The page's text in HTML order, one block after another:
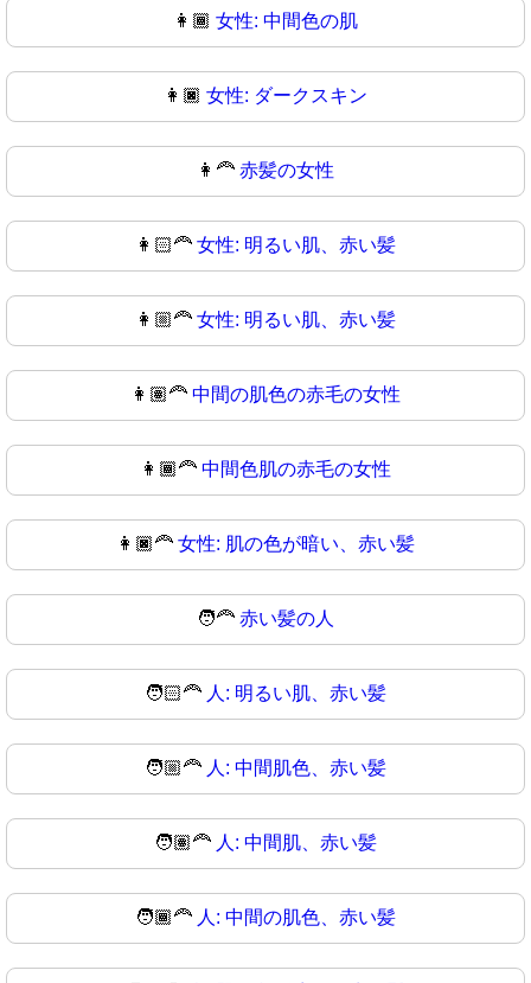
👩🏾 女性: 中間色の肌
👩🏿 女性: ダークスキン
👩‍🦰 赤髪の女性
👩🏻‍🦰 女性: 明るい肌、赤い髪
👩🏼‍🦰 女性: 明るい肌、赤い髪
👩🏽‍🦰 中間の肌色の赤毛の女性
👩🏾‍🦰 中間色肌の赤毛の女性
👩🏿‍🦰 女性: 肌の色が暗い、赤い髪
🧑‍🦰 赤い髪の人
🧑🏻‍🦰 人: 明るい肌、赤い髪
🧑🏼‍🦰 人: 中間肌色、赤い髪
🧑🏽‍🦰 人: 中間肌、赤い髪
🧑🏾‍🦰 人: 中間の肌色、赤い髪